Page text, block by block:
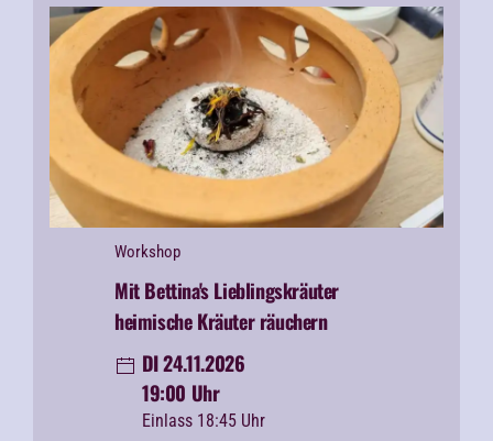
Workshop
Mit Bettina's Lieblingskräuter
heimische Kräuter räuchern
DI 24.11.2026
19:00 Uhr
Einlass 18:45 Uhr